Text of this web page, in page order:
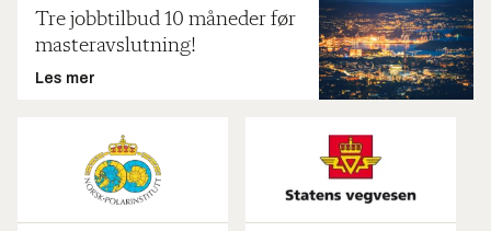
Tre jobbtilbud 10 måneder før
masteravslutning!
Les mer